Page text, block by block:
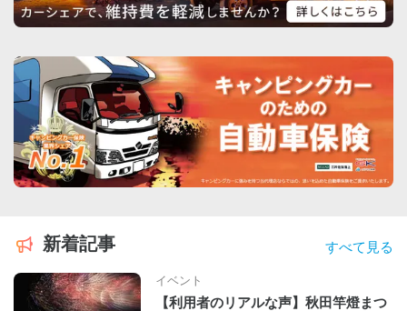
新着記事 すべて見る
イベント
【利用者のリアルな声】秋田竿燈まつ